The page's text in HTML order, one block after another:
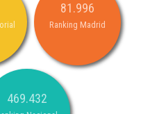
81.996
Ranking Madrid
469.432